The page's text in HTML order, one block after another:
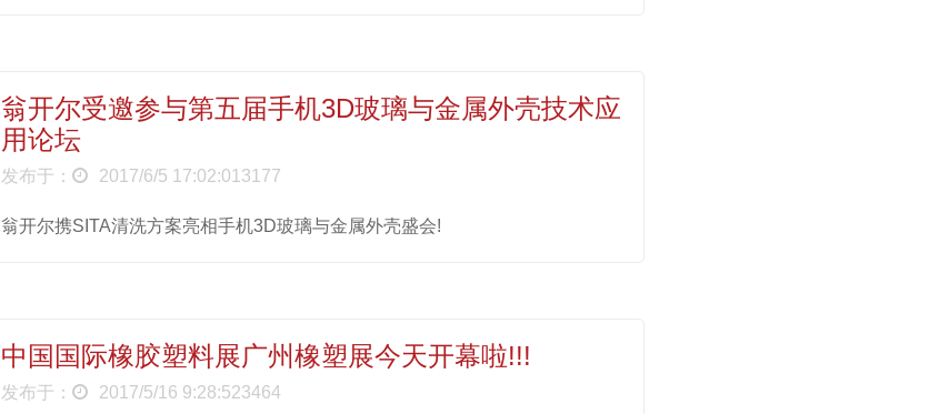
翁开尔受邀参与第五届手机3D玻璃与金属外壳技术应
用论坛
发布于： 2017/6/5 17:02:013177
翁开尔携SITA清洗方案亮相手机3D玻璃与金属外壳盛会!
中国国际橡胶塑料展广州橡塑展今天开幕啦!!!
发布于： 2017/5/16 9:28:523464